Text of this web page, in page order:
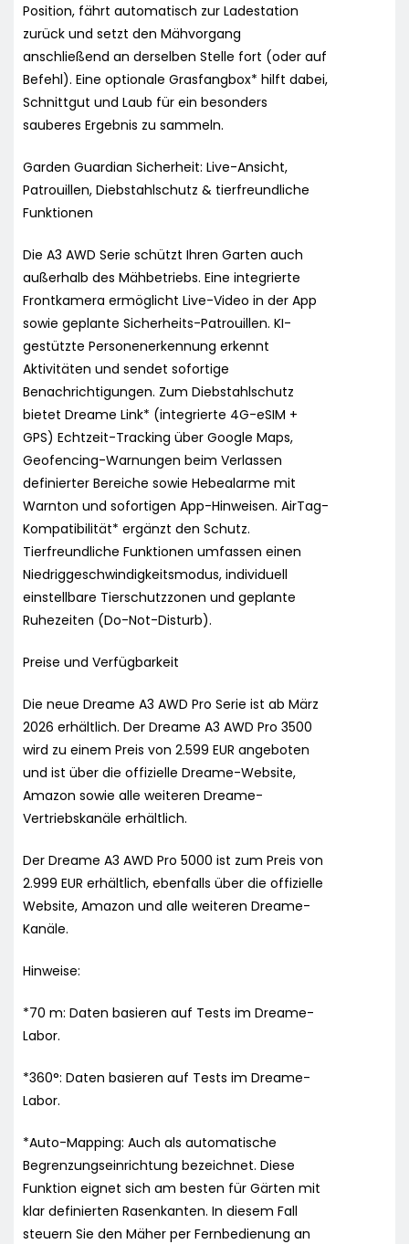
Position, fährt automatisch zur Ladestation
zurück und setzt den Mähvorgang
anschließend an derselben Stelle fort (oder auf
Befehl). Eine optionale Grasfangbox* hilft dabei,
Schnittgut und Laub für ein besonders
sauberes Ergebnis zu sammeln.
Garden Guardian Sicherheit: Live-Ansicht,
Patrouillen, Diebstahlschutz & tierfreundliche
Funktionen
Die A3 AWD Serie schützt Ihren Garten auch
außerhalb des Mähbetriebs. Eine integrierte
Frontkamera ermöglicht Live-Video in der App
sowie geplante Sicherheits-Patrouillen. KI-
gestützte Personenerkennung erkennt
Aktivitäten und sendet sofortige
Benachrichtigungen. Zum Diebstahlschutz
bietet Dreame Link* (integrierte 4G-eSIM +
GPS) Echtzeit-Tracking über Google Maps,
Geofencing-Warnungen beim Verlassen
definierter Bereiche sowie Hebealarme mit
Warnton und sofortigen App-Hinweisen. AirTag-
Kompatibilität* ergänzt den Schutz.
Tierfreundliche Funktionen umfassen einen
Niedriggeschwindigkeitsmodus, individuell
einstellbare Tierschutzzonen und geplante
Ruhezeiten (Do-Not-Disturb).
Preise und Verfügbarkeit
Die neue Dreame A3 AWD Pro Serie ist ab März
2026 erhältlich. Der Dreame A3 AWD Pro 3500
wird zu einem Preis von 2.599 EUR angeboten
und ist über die offizielle Dreame-Website,
Amazon sowie alle weiteren Dreame-
Vertriebskanäle erhältlich.
Der Dreame A3 AWD Pro 5000 ist zum Preis von
2.999 EUR erhältlich, ebenfalls über die offizielle
Website, Amazon und alle weiteren Dreame-
Kanäle.
Hinweise:
*70 m: Daten basieren auf Tests im Dreame-
Labor.
*360°: Daten basieren auf Tests im Dreame-
Labor.
*Auto-Mapping: Auch als automatische
Begrenzungseinrichtung bezeichnet. Diese
Funktion eignet sich am besten für Gärten mit
klar definierten Rasenkanten. In diesem Fall
steuern Sie den Mäher per Fernbedienung an